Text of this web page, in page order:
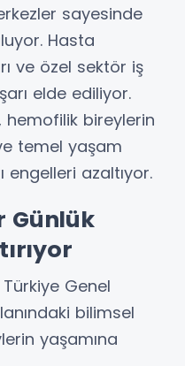
sayesinde
Hasta
ve özel sektör iş
elde ediliyor.
hemofilik bireylerin
temel yaşam
engelleri azaltıyor.
Günlük
Genel
bilimsel
yaşamına